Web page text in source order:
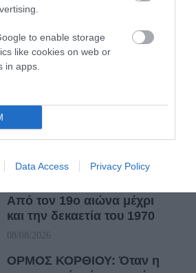
to enable storage
like cookies on web or
in apps.
Data Access Privacy Policy
ΔΡΩΜΕΝΑ: Όταν η νέα
ναυτοσύνη του νησιού
09/08/2026
08/08/2026
Φωτογραφίες-κειμήλια από
Από τον 19ο αιώνα μέχρι
και την δεκαετία του 1970
08/08/2026
ΟΡΜΟΣ ΚΟΡΘΙΟΥ: Όταν η